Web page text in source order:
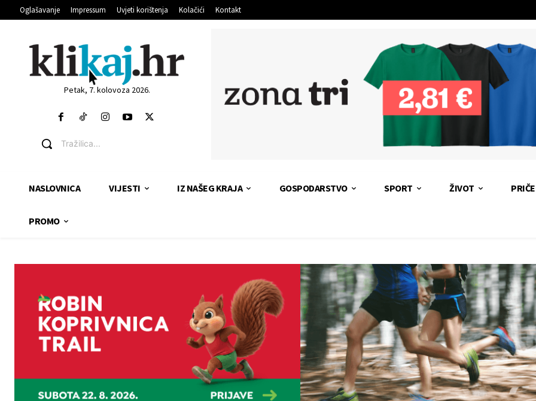
Oglašavanje Impressum Uvjeti korištenja Kolačići Kontakt
Petak, 7. kolovoza 2026.
Tražilica...
NASLOVNICA VIJESTI IZ NAŠEG KRAJA GOSPODARSTVO SPORT ŽIVOT PRIČE
PROMO